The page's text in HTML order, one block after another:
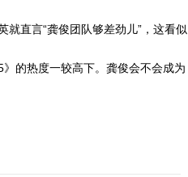
直言“龚俊团队够差劲儿”，这看似
的热度一较高下。龚俊会不会成为